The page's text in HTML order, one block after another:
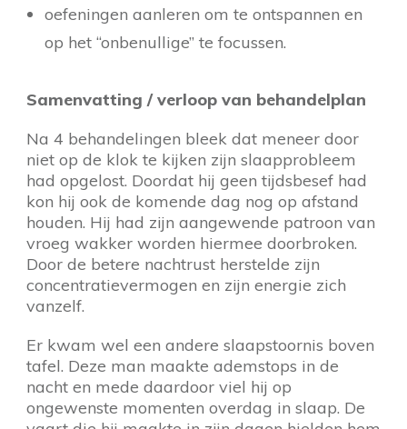
oefeningen aanleren om te ontspannen en
op het “onbenullige” te focussen.
Samenvatting / verloop van behandelplan
Na 4 behandelingen bleek dat meneer door
niet op de klok te kijken zijn slaapprobleem
had opgelost. Doordat hij geen tijdsbesef had
kon hij ook de komende dag nog op afstand
houden. Hij had zijn aangewende patroon van
vroeg wakker worden hiermee doorbroken.
Door de betere nachtrust herstelde zijn
concentratievermogen en zijn energie zich
vanzelf.
Er kwam wel een andere slaapstoornis boven
tafel. Deze man maakte ademstops in de
nacht en mede daardoor viel hij op
ongewenste momenten overdag in slaap. De